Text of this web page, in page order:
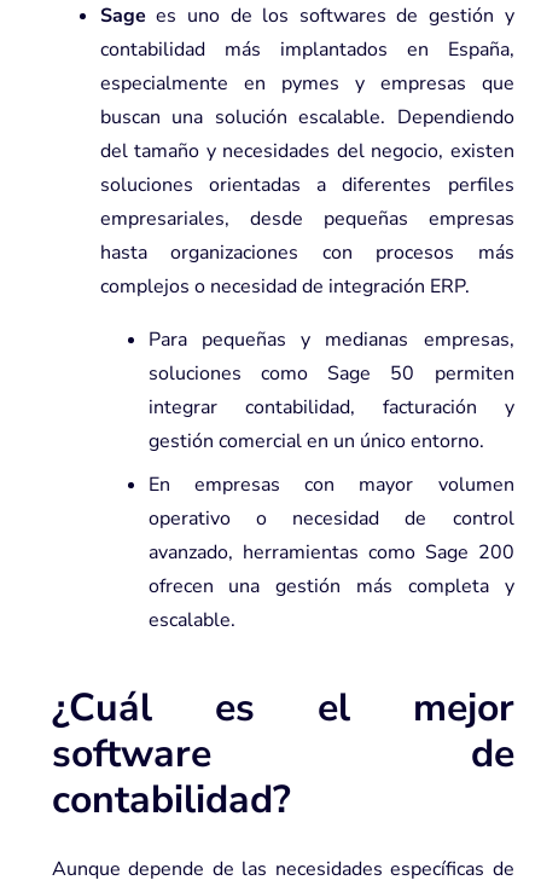
Sage es uno de los softwares de gestión y
contabilidad más implantados en España,
especialmente en pymes y empresas que
buscan una solución escalable. Dependiendo
del tamaño y necesidades del negocio, existen
soluciones orientadas a diferentes perfiles
empresariales, desde pequeñas empresas
hasta organizaciones con procesos más
complejos o necesidad de integración ERP.
Para pequeñas y medianas empresas,
soluciones como Sage 50 permiten
integrar contabilidad, facturación y
gestión comercialen un único entorno.
En empresas con mayor volumen
operativo o necesidad de control
avanzado, herramientas como Sage 200
ofrecen una gestión más completa y
escalable.
¿Cuál es el mejor
software de
contabilidad?
Aunque depende de las necesidades específicas de